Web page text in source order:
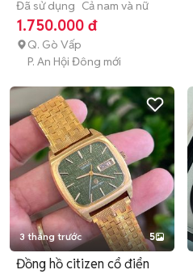
Đã sử dụng Cả nam và nữ
1.750.000 đ
Q. Gò Vấp
P. An Hội Đông mới
3 tháng trước 5
Đồng hồ citizen cổ điển